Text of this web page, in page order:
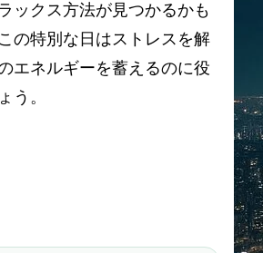
ックス方法が見つかるかも
の特別な日はストレスを解
エネルギーを蓄えるのに役
う。